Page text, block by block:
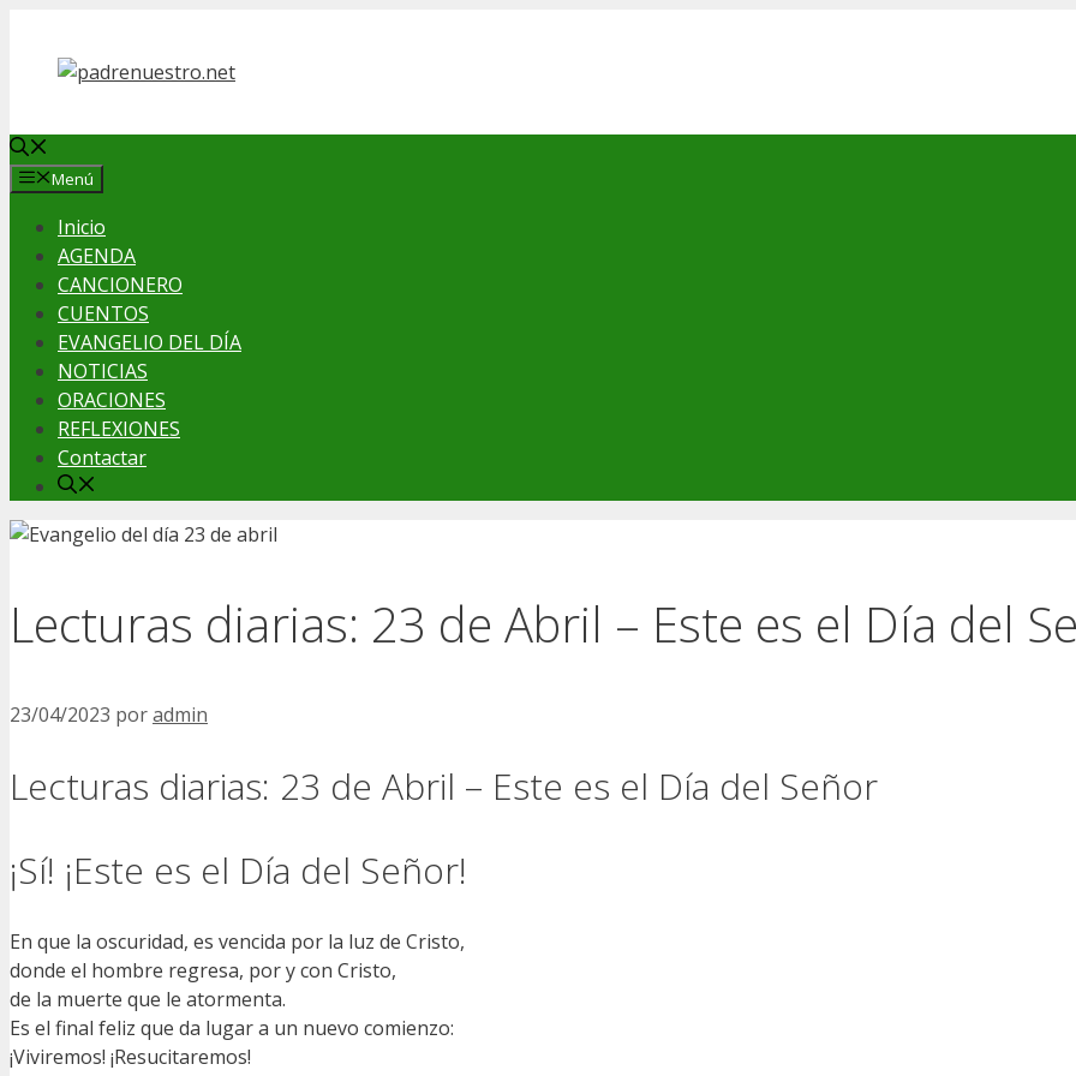
contenido
Menú
Inicio
AGENDA
CANCIONERO
CUENTOS
EVANGELIO DEL DÍA
NOTICIAS
ORACIONES
REFLEXIONES
Contactar
Lecturas diarias: 23 de Abril – Este es el Día del
23/04/2023 poradmin
Lecturas diarias: 23 de Abril – Este es el Día del Señor
¡Sí! ¡Este es el Día del Señor!
En que la oscuridad, es vencida por la luz de Cristo,
donde el hombre regresa, por y con Cristo,
de la muerte que le atormenta.
Es el final feliz que da lugar a un nuevo comienzo:
¡Viviremos! ¡Resucitaremos!